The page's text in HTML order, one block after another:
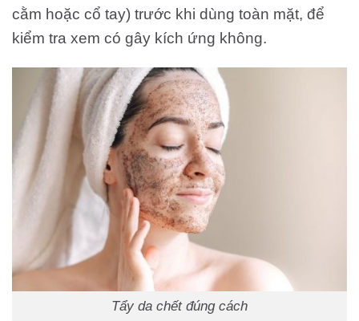
cằm hoặc cổ tay) trước khi dùng toàn mặt, để
kiểm tra xem có gây kích ứng không.
Tẩy da chết đúng cách